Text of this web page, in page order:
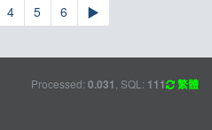
4 5 6 ▶
Processed: 0.031 , SQL: 111 繁體